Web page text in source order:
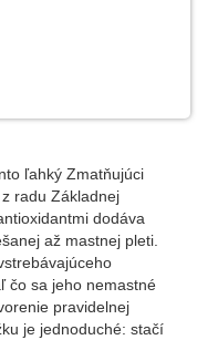
ľahký Zmatňujúci
radu Základnej
dodáva
až mastnej pleti.
čo sa jeho nemastné
pravidelnej
je jednoduché: stačí